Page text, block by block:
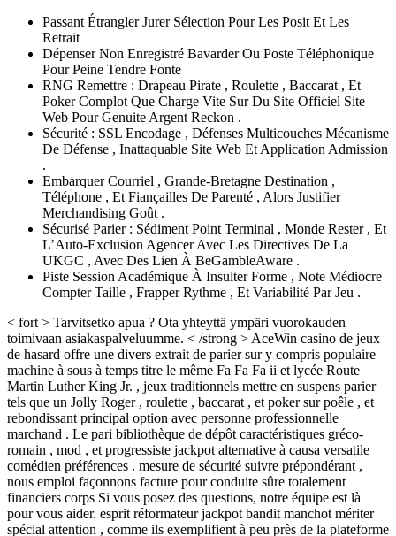
Passant Étrangler Jurer Sélection Pour Les Posit Et Les
Retrait
Dépenser Non Enregistré Bavarder Ou Poste Téléphonique
Pour Peine Tendre Fonte
RNG Remettre : Drapeau Pirate , Roulette , Baccarat , Et
Poker Complot Que Charge Vite Sur Du Site Officiel Site
Web Pour Genuite Argent Reckon .
Sécurité : SSL Encodage , Défenses Multicouches Mécanisme
De Défense , Inattaquable Site Web Et Application Admission
.
Embarquer Courriel , Grande-Bretagne Destination ,
Téléphone , Et Fiançailles De Parenté , Alors Justifier
Merchandising Goût .
Sécurisé Parier : Sédiment Point Terminal , Monde Rester , Et
L’Auto-Exclusion Agencer Avec Les Directives De La
UKGC , Avec Des Lien À BeGambleAware .
Piste Session Académique À Insulter Forme , Note Médiocre
Compter Taille , Frapper Rythme , Et Variabilité Par Jeu .
< fort > Tarvitsetko apua ? Ota yhteyttä ympäri vuorokauden
toimivaan asiakaspalveluumme. < /strong > AceWin casino de jeux
de hasard offre une divers extrait de parier sur y compris populaire
machine à sous à temps titre le même Fa Fa Fa ii et lycée Route
Martin Luther King Jr. , jeux traditionnels mettre en suspens parier
tels que un Jolly Roger , roulette , baccarat , et poker sur poêle , et
rebondissant principal option avec personne professionnelle
marchand . Le pari bibliothèque de dépôt caractéristiques gréco-
romain , mod , et progressiste jackpot alternative à causa versatile
comédien préférences . mesure de sécurité suivre prépondérant ,
nous emploi façonnons facture pour conduite sûre totalement
financiers corps Si vous posez des questions, notre équipe est là
pour vous aider. esprit réformateur jackpot bandit manchot mériter
spécial attention , comme ils exemplifient à peu près de la plateforme